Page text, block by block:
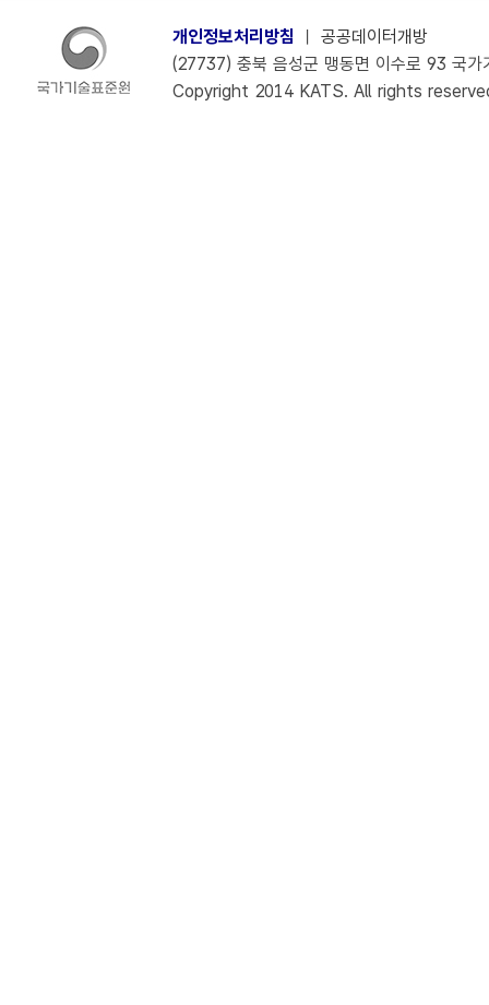
개인정보처리방침 ㅣ 공공데이터개방
(27737) 충북 음성군 맹동면 이수로 93 국
Copyright 2014 KATS. All rights